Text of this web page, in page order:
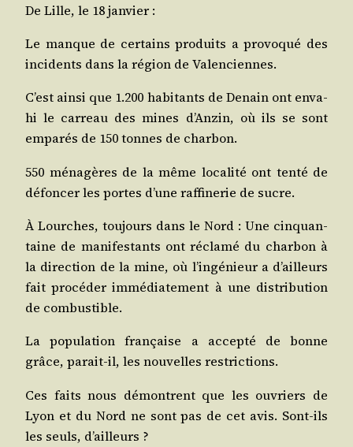
De Lille, le 18 janvier :
Le manque de cer­tains pro­duits a pro­vo­qué des
inci­dents dans la région de Valenciennes.
C’est ain­si que 1.200 habi­tants de Denain ont enva­
hi le car­reau des mines d’An­zin, où ils se sont
empa­rés de 150 tonnes de charbon.
550 ména­gères de la même loca­li­té ont ten­té de
défon­cer les portes d’une raf­fi­ne­rie de sucre.
À Lourches, tou­jours dans le Nord : Une cin­quan­
taine de mani­fes­tants ont récla­mé du char­bon à
la direc­tion de la mine, où l’in­gé­nieur a d’ailleurs
fait pro­cé­der immé­dia­te­ment à une dis­tri­bu­tion
de combustible.
La popu­la­tion fran­çaise a accep­té de bonne
grâce, parait-il, les nou­velles restrictions.
Ces faits nous démontrent que les ouvriers de
Lyon et du Nord ne sont pas de cet avis. Sont-ils
les seuls, d’ailleurs ?